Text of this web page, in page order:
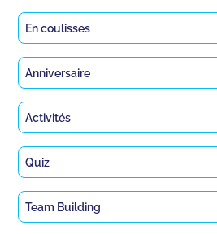
En coulisses
Anniversaire
Activités
Quiz
Team Building